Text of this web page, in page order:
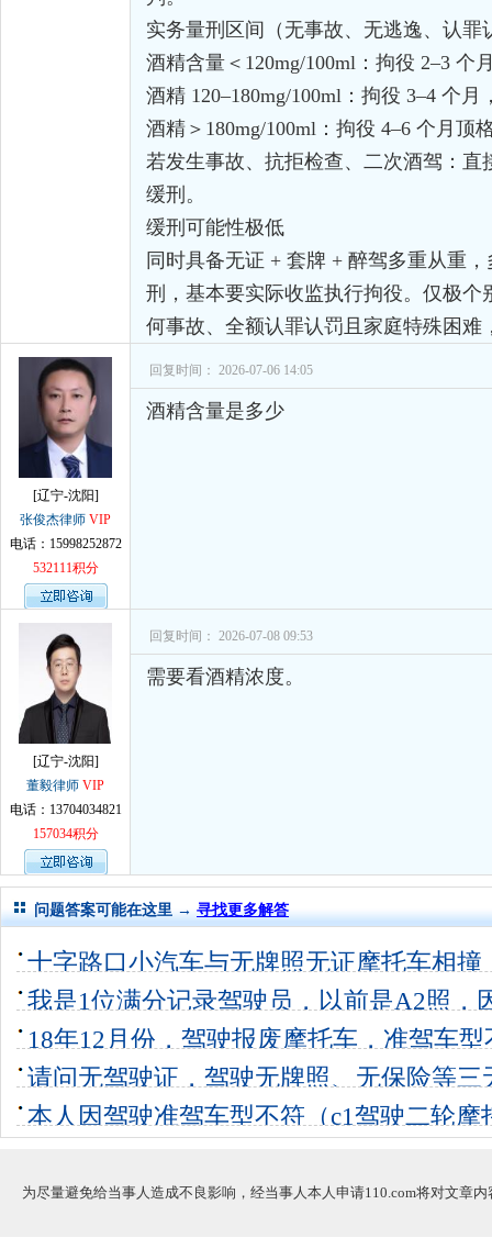
实务量刑区间（无事故、无逃逸、认罪
酒精含量＜120mg/100ml：拘役 2–3 个
酒精 120–180mg/100ml：拘役 3–4 个月
酒精＞180mg/100ml：拘役 4–6 个月顶
若发生事故、抗拒检查、二次酒驾：直
缓刑。
缓刑可能性极低
同时具备无证 + 套牌 + 醉驾多重从重
刑，基本要实际收监执行拘役。仅极个
何事故、全额认罪认罚且家庭特殊困难
[辽宁-沈阳]
张俊杰律师 VIP
电话：15998252872
532111积分
回复时间： 2026-07-06 14:05
酒精含量是多少
[辽宁-沈阳]
董毅律师 VIP
电话：13704034821
157034积分
回复时间： 2026-07-08 09:53
需要看酒精浓度。
问题答案可能在这里 → 寻找更多解答
十字路口小汽车与无牌照无证摩托车相
友无证驾 1个回答 0
我是1位满分记录驾驶员，以前是A2照，
和准驾车型 1个回答 0
18年12月份，驾驶报废摩托车，准驾车
罚款也交了 2个回答 0
请问无驾驶证，驾驶无牌照、无保险等
何处罚 5个回答 0
本人因驾驶准驾车型不符（c1驾驶二轮摩
为尽量避免给当事人造成不良影响，经当事人本人申请110.com将对文章